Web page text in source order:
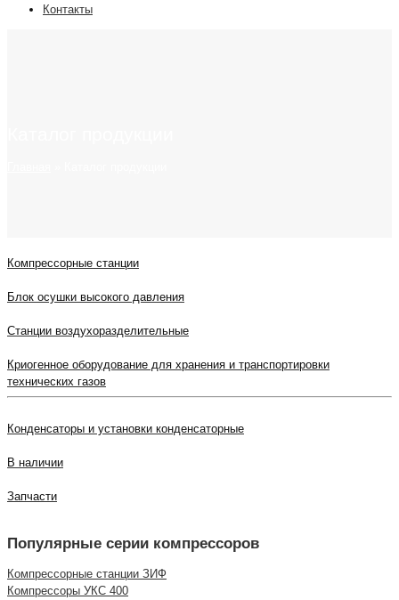
Контакты
Компрессорные станции
Блок осушки высокого давления
Станции воздухоразделительные
Криогенное оборудование для хранения и транспортировки
технических газов
Конденсаторы и установки конденсаторные
В наличии
Запчасти
Популярные серии компрессоров
Компрессорные станции ЗИФ
Компрессоры УКС 400